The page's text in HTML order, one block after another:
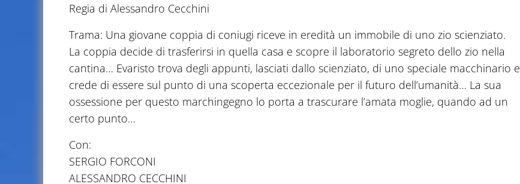
Regia di Alessandro Cecchini
Trama: Una giovane coppia di coniugi riceve in eredità un immobile di uno zio scienziato.
La coppia decide di trasferirsi in quella casa e scopre il laboratorio segreto dello zio nella
cantina… Evaristo trova degli appunti, lasciati dallo scienziato, di uno speciale macchinario e
crede di essere sul punto di una scoperta eccezionale per il futuro dell’umanità… La sua
ossessione per questo marchingegno lo porta a trascurare l’amata moglie, quando ad un
certo punto…
Con:
SERGIO FORCONI
ALESSANDRO CECCHINI